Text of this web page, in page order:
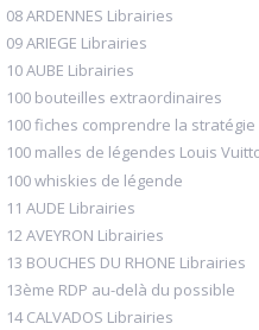
08 ARDENNES Librairies
09 ARIEGE Librairies
10 AUBE Librairies
100 bouteilles extraordinaires
100 fiches comprendre la
100 malles de légendes Louis
100 whiskies de légende
11 AUDE Librairies
12 AVEYRON Librairies
13 BOUCHES DU RHONE Librairies
13ème RDP au-delà du possible
14 CALVADOS Librairies